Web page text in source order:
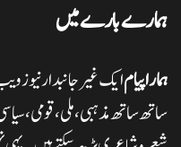
ہمارے بارے میں
ہمارا پیامایک غیر جانبدار
ساتھ ساتھ مذہبی، ملی،قومی،